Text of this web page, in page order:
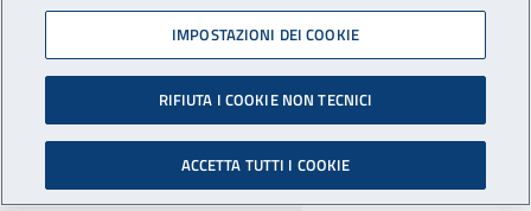
Workshop - Impianti
elettrici nei locali medici
Ambiente Lavoro Bologna - Mercoledì 19
ottobre 2016, ore 10.00 – 11.30
IMPOSTAZIONI DEI COOKIE
RIFIUTA I COOKIE NON TECNICI
ACCETTA TUTTI I COOKIE